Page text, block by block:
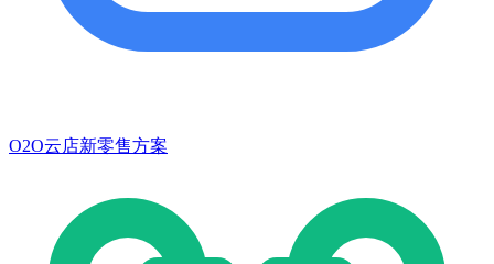
O2O云店新零售方案